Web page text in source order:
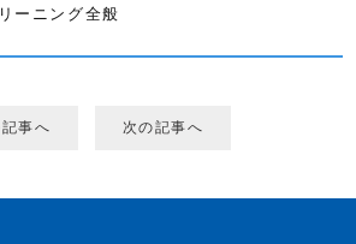
ーニング全般
事へ 次の記事へ